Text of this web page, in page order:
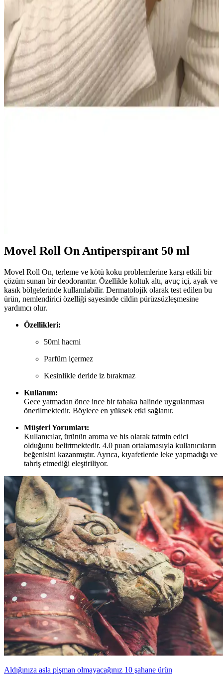
Colgate Sensitive Diş Macunu 75 ml 2'li Fırsat Seti –
Hassas Dişler için Beyazlatıcı Çözüm
Colgate Sensitive Diş Macunu 75 ml’lik iki tüp içeren Türkiye
kökenli set, hassas dişlere nazik beyazlatma sunar ve güvenli
kullanım sağlar. Evde düzenli kullanım için pratiktir; bazı
kullanıcılar kıvam ve köpürmede farklılık bildirir, genel memnuniyet
yüksek.
NIVEA Men Deep Impact El ve Vücut Kremi: Derin
Nem, Yağsız Ferahlık ve Erkeksi Koku
Movel Roll On Antiperspirant 50 ml
Movel Roll On, terleme ve kötü koku problemlerine karşı etkili bir
çözüm sunan bir deodoranttır. Özellikle koltuk altı, avuç içi, ayak ve
kasık bölgelerinde kullanılabilir. Dermatolojik olarak test edilen bu
ürün, nemlendirici özelliği sayesinde cildin pürüzsüzleşmesine
yardımcı olur.
Özellikleri:
50ml hacmi
Parfüm içermez
Kesinlikle deride iz bırakmaz
Kullanım:
Gece yatmadan önce ince bir tabaka halinde uygulanması
önerilmektedir. Böylece en yüksek etki sağlanır.
Müşteri Yorumları:
Kullanıcılar, ürünün aroma ve his olarak tatmin edici
olduğunu belirtmektedir. 4.0 puan ortalamasıyla kullanıcıların
beğenisini kazanmıştır. Ayrıca, kıyafetlerde leke yapmadığı ve
tahriş etmediği eleştiriliyor.
Aldığınıza asla pişman olmayacağınız 10 şahane ürün